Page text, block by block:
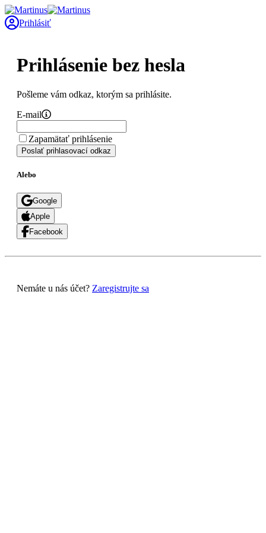
Prihlásiť
Prihlásenie bez hesla
Pošleme vám odkaz, ktorým sa prihlásite.
E-mail
Zapamätať prihlásenie
Poslať prihlasovací odkaz
Alebo
Google
Apple
Facebook
Nemáte u nás účet? Zaregistrujte sa